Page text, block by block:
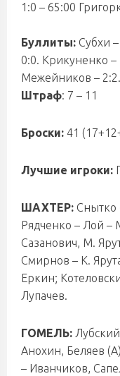
1:0 – 65:00
Буллиты: Субхи
0:0. Крикуненко –
Межейников – 2:2.
Штраф: 7 – 11
Броски: 41
Лучшие игроки:
ШАХТЕР: Снытко
Рядченко – Лой –
Сазанович, М.
Смирнов – К.
Еркин;
Лупачев.
ГОМЕЛЬ:
Анохин, Беляев
– Иванчиков,